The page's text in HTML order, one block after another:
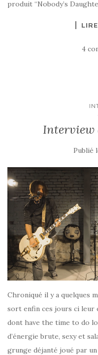
produit “Nobody’s
4
Interview
Publié
Chroniqué il y a quelques
sort enfin ces jours ci leur
dont have the time to do
d’énergie brute, sexy et
grunge déjanté joué par